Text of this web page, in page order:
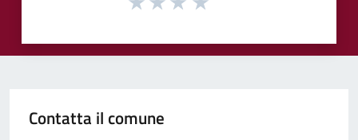
Contatta il comune